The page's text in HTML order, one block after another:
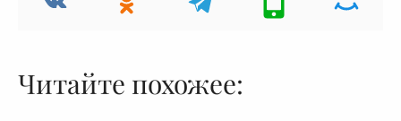
Читайте похожее: